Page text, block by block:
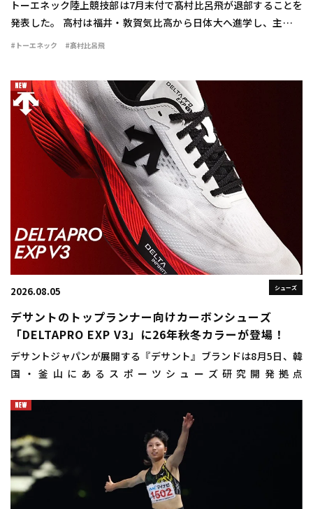
トーエネック陸上競技部は7月末付で髙村比呂飛が退部することを
発表した。 高村は福井・敦賀気比高から日体大へ進学し、主に中
距離で活躍。1500mで2年時に3分42秒76をマークすると、3、4年
#トーエネック #髙村比呂飛
シューズ
2026.08.05
デサントのトップランナー向けカーボンシューズ
「DELTAPRO EXP V3」に26年秋冬カラーが登場！
デサントジャパンが展開する『デサント』ブランドは8月5日、韓
国・釜山にあるスポーツシューズ研究開発拠点
BUSAN（ディスクプサン）」にお […]